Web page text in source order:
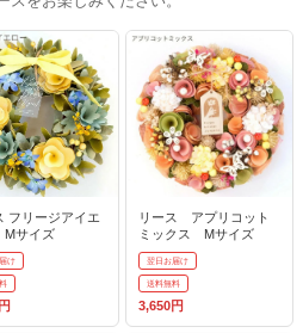
フリージアイエ
サイズ
け
リース アプリコット
ミックス Mサイズ
翌日お届け
送料無料
3,650円